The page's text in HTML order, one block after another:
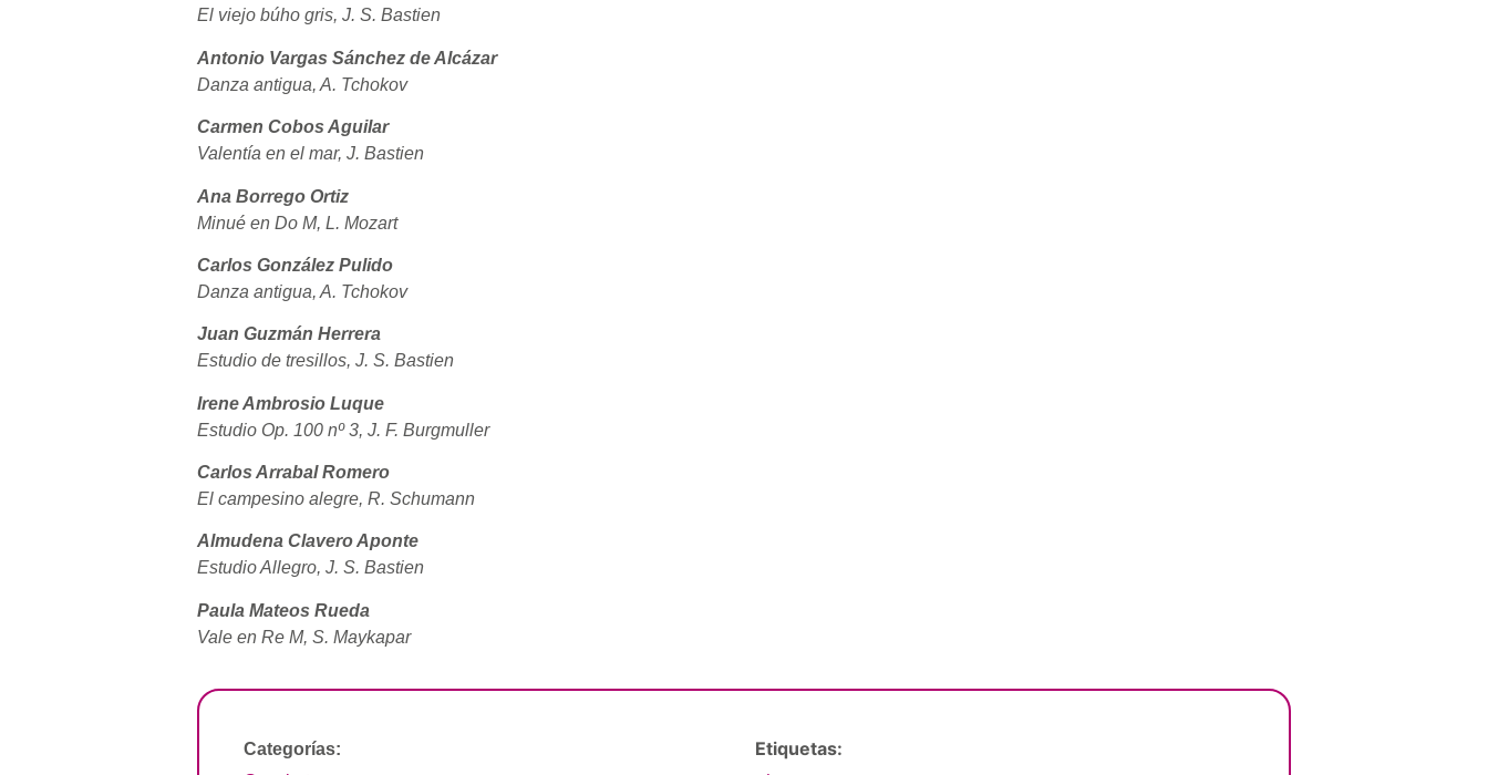
El viejo búho gris, J. S. Bastien
Antonio Vargas Sánchez de Alcázar
Danza antigua, A. Tchokov
Carmen Cobos Aguilar
Valentía en el mar, J. Bastien
Ana Borrego Ortiz
Minué en Do M, L. Mozart
Carlos González Pulido
Danza antigua, A. Tchokov
Juan Guzmán Herrera
Estudio de tresillos, J. S. Bastien
Irene Ambrosio Luque
Estudio Op. 100 nº 3, J. F. Burgmuller
Carlos Arrabal Romero
El campesino alegre, R. Schumann
Almudena Clavero Aponte
Estudio Allegro, J. S. Bastien
Paula Mateos Rueda
Vale en Re M, S. Maykapar
Categorías:
Etiquetas: